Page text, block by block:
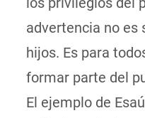
advertencia no es
hijos. Es para
formar parte del
El ejemplo de